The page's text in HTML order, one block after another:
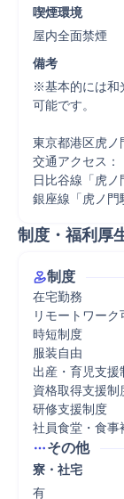
喫煙環境
屋内全面禁煙
備考
※基本的には和
可能です。
東京都港区虎ノ
交通アクセス：
日比谷線「虎
銀座線「虎ノ門
制度・福利厚
制度
在宅勤務
リモートワーク
時短制度
服装自由
出産・育児支援
資格取得支援制
研修支援制度
社員食堂・食事
その他
寮・社宅
有